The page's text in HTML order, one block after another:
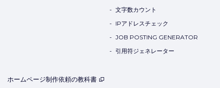
文字数カウント
IPアドレスチェック
JOB POSTING GENERATOR
引用符ジェネレーター
ホームページ制作依頼の教科書